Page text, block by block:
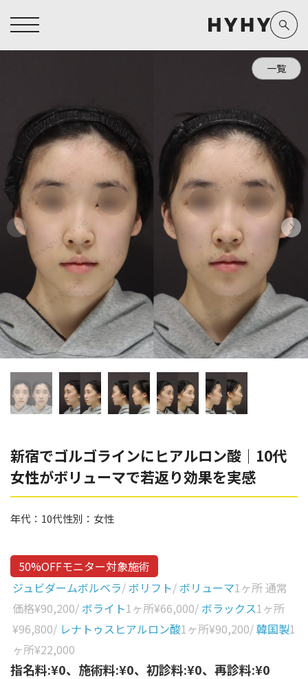
医療脱毛症例一覧
アートメイク症例一覧
クリニック一覧
医師一覧
看護師一覧
新着情報
よくあるご質問
お問い合わせ
プライバシーポリシー
未成年の方へ
規約
コラム
ヒアルロン酸注入 医療脱毛
Doctor
担当医師から探す
副田 周
高橋 希
東山 麻伊子
松村 仁
泉 洋平
辻橋 勇祐
阿部 竜介
Parts
部位から探す
額
こめかみ
目の上
涙袋
眼窩縁（目の下）
ゴルゴライン
鼻
Preparation
製剤から探す
ザーフ(XERF)
ボラックス
ボリューマ
ボルベラ
ボライト
レナトゥスヒアルロン酸
ダイヤモンドフィール/ピ
ネハ
リジュラン
ゴウリ
その他
Gender
性別から探す
一覧
新宿でゴルゴラインにヒアルロン酸｜10代
女性がボリューマで若返り効果を実感
年代： 10代性別： 女性
50%OFFモニター対象施術
ジュビダームボルベラ/ ボリフト/ ボリューマ1ヶ所 通常
価格¥90,200/ ボライト1ヶ所¥66,000/ ボラックス1ヶ所
¥96,800/ レナトゥスヒアルロン酸1ヶ所¥90,200/韓国製1
ヶ所¥22,000
指名料:¥0、施術料:¥0、初診料:¥0、再診料:¥0